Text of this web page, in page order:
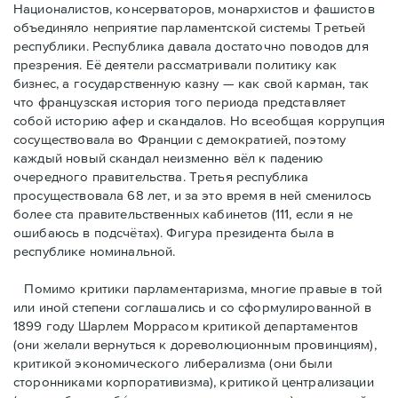
Националистов, консерваторов, монархистов и фашистов
объединяло неприятие парламентской системы Третьей
республики. Республика давала достаточно поводов для
презрения. Её деятели рассматривали политику как
бизнес, а государственную казну — как свой карман, так
что французская история того периода представляет
собой историю афер и скандалов. Но всеобщая коррупция
сосуществовала во Франции с демократией, поэтому
каждый новый скандал неизменно вёл к падению
очередного правительства. Третья республика
просуществовала 68 лет, и за это время в ней сменилось
более ста правительственных кабинетов (111, если я не
ошибаюсь в подсчётах). Фигура президента была в
республике номинальной.
Помимо критики парламентаризма, многие правые в той
или иной степени соглашались и со сформулированной в
1899 году Шарлем Моррасом критикой департаментов
(они желали вернуться к дореволюционным провинциям),
критикой экономического либерализма (они были
сторонниками корпоративизма), критикой централизации